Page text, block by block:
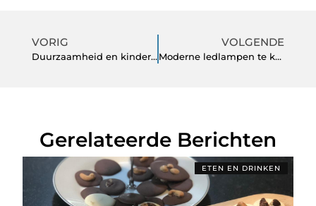
VORIG
Duurzaamheid en kinderkleding
VOLGENDE
Moderne ledlampen te koop bij ledonline.nl
Gerelateerde Berichten
ETEN EN DRINKEN